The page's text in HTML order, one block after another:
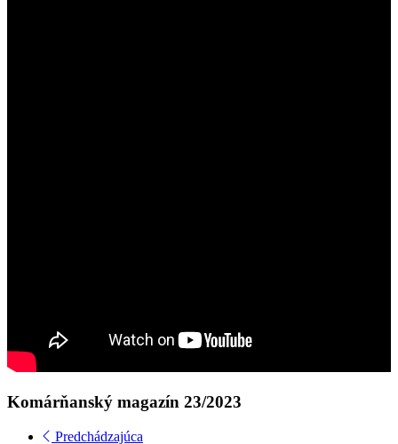
Komárňanský magazín 23/2023
Predchádzajúca